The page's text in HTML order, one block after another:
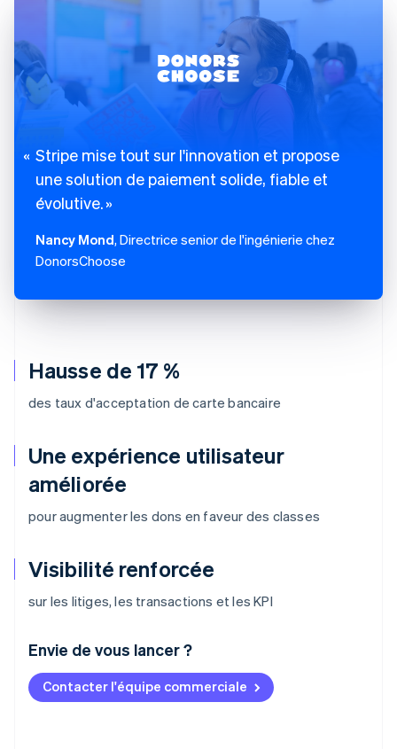
Hausse de 17 %
des taux d'acceptation de carte bancaire
Une expérience utilisateur
améliorée
pour augmenter les dons en faveur des classes
Visibilité renforcée
sur les litiges, les transactions et les KPI
Envie de vous lancer ?
Contacter l'équipe commerciale
Stripe mise tout sur l'innovation et propose
une solution de paiement solide, fiable et
évolutive.
Nancy Mond, Directrice senior de l'ingénierie chez
DonorsChoose
Allemagne